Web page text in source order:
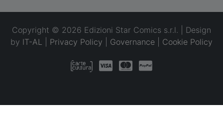
Copyright © 2026 Edizioni Star Comics s.r.l. | Design
by IT-AL Privacy Policy Governance Cookie Policy